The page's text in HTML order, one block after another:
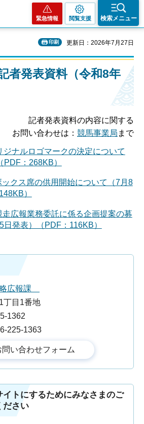
緊急情報 閲覧支援 検索メニュー
印刷 更新日：2026年7月27日
者発表資料（令和8年
記者発表資料の内容に関する
お問い合わせは： 競馬事業局 まで
ジナルロゴマークの決定について
PDF：268KB）
クス席の供用開始について（7月8
）
広報業務委託に係る企画提案の募
発表）（PDF：116KB）
広報課
丁目1番地
1362
225-1363
イトにするためにみなさまのご
ださい